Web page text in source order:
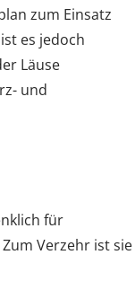
zum Einsatz
es jedoch
Läuse
und
für
Verzehr ist sie